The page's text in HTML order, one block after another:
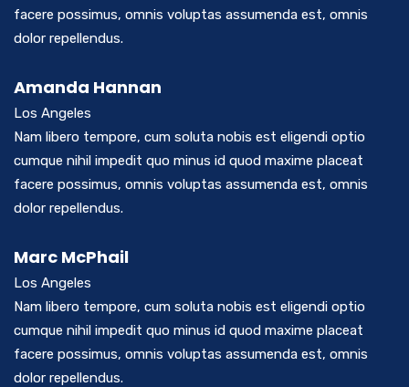
facere possimus, omnis voluptas assumenda est, omnis
dolor repellendus.
Amanda Hannan
Los Angeles
Nam libero tempore, cum soluta nobis est eligendi optio
cumque nihil impedit quo minus id quod maxime placeat
facere possimus, omnis voluptas assumenda est, omnis
dolor repellendus.
Marc McPhail
Los Angeles
Nam libero tempore, cum soluta nobis est eligendi optio
cumque nihil impedit quo minus id quod maxime placeat
facere possimus, omnis voluptas assumenda est, omnis
dolor repellendus.